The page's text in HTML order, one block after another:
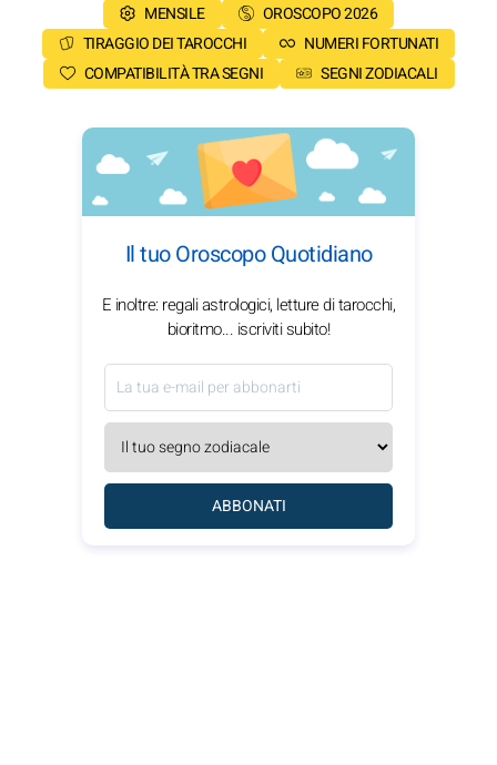
MENSILE
OROSCOPO 2026
TIRAGGIO DEI TAROCCHI
NUMERI FORTUNATI
COMPATIBILITÀ TRA SEGNI
SEGNI ZODIACALI
Il tuo Oroscopo Quotidiano
E inoltre: regali astrologici, letture di tarocchi,
bioritmo... iscriviti subito!
ABBONATI